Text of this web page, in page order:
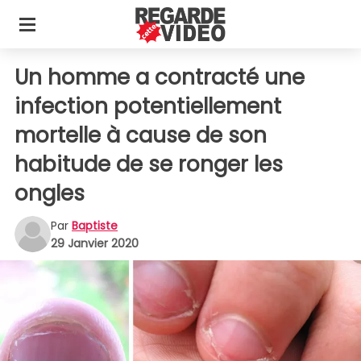
Un homme a contracté une
infection potentiellement
mortelle à cause de son
habitude de se ronger les
ongles
Par Baptiste
29 Janvier 2020